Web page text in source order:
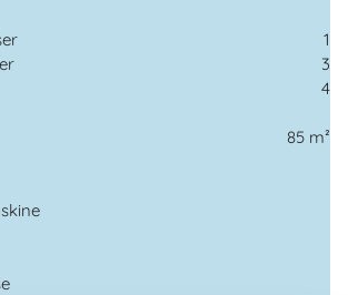
1
3
4
85 m²